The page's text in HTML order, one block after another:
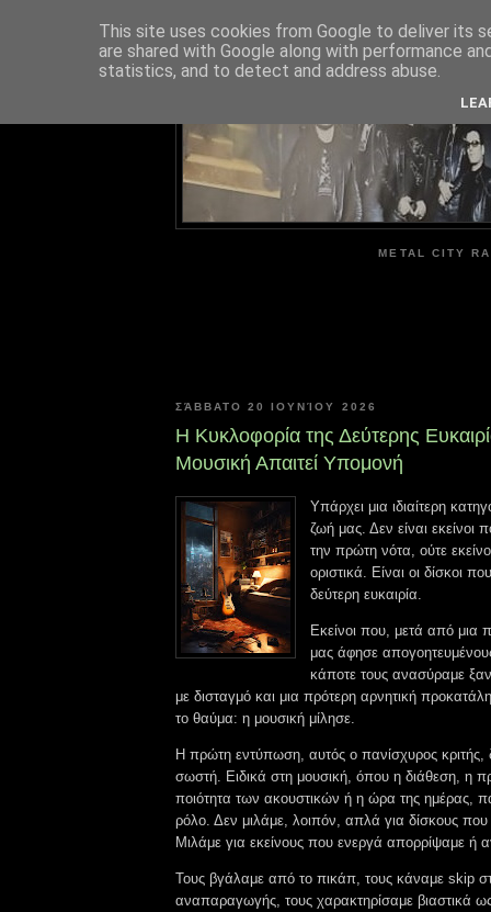
METAL CITY
ΣΆΒΒΑΤΟ 20 ΙΟΥΝΊΟΥ 2026
Η Κυκλοφορία της Δεύτερης
Μουσική Απαιτεί Υπομονή
Υπάρχει μια ιδιαίτερη
ζωή μας. Δεν είναι εκείνοι
την πρώτη νότα, ούτε
οριστικά. Είναι οι δίσκοι
δεύτερη ευκαιρία.
Εκείνοι που, μετά από
μας άφησε
κάποτε τους ανασύραμε
με δισταγμό και μια πρότερη αρνητική
το θαύμα: η μουσική μίλησε.
Η πρώτη εντύπωση, αυτός ο πανίσχυρος κριτής,
σωστή. Ειδικά στη μουσική, όπου η διάθεση, η
ποιότητα των ακουστικών ή η ώρα της ημέρας,
ρόλο. Δεν μιλάμε, λοιπόν, απλά για δίσκους
Μιλάμε για εκείνους που ενεργά απορρίψαμε ή
Τους βγάλαμε από το πικάπ, τους κάναμε skip
αναπαραγωγής, τους χαρακτηρίσαμε βιαστικά
This site uses cookies from Google to deliver its
are shared with Google along with performance
statistics, and to detect and address abuse.